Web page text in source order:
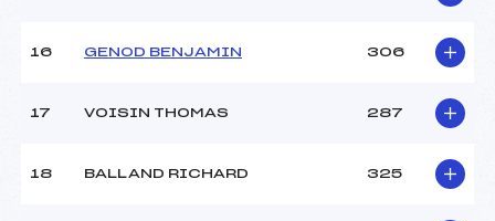
16 GENOD BENJAMIN 306
17 VOISIN THOMAS 287
18 BALLAND RICHARD 325